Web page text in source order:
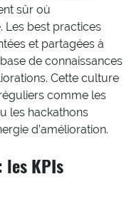
sûr où
Les best practices
et partagées à
de connaissances
Cette culture
comme les
les hackathons
d’amélioration.
les KPIs